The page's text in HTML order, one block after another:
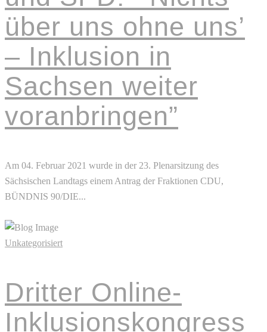
über uns ohne uns’
– Inklusion in
Sachsen weiter
voranbringen”
Am 04. Februar 2021 wurde in der 23. Plenarsitzung des
Sächsischen Landtags einem Antrag der Fraktionen CDU,
BÜNDNIS 90/DIE...
Unkategorisiert
Dritter Online-
Inklusionskongress